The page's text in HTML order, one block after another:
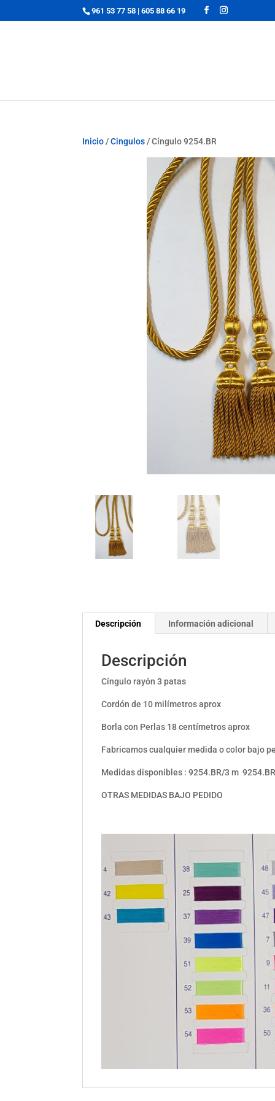
961 53 77 58 |605 88 66 19
Inicio /Cingulos / Cíngulo 9254.BR
Descripción Información adicional
Descripción
Cíngulo rayón 3 patas
Cordón de 10 milímetros aprox
Borla con Perlas 18 centímetros aprox
Fabricamos cualquier medida o color bajo
Medidas disponibles : 9254.BR/3 m
OTRAS MEDIDAS BAJO PEDIDO